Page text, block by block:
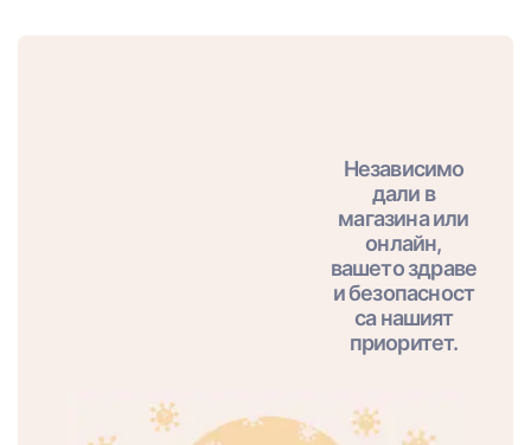
Независимо
дали в
магазина или
онлайн,
вашето здраве
и безопасност
са нашият
приоритет.